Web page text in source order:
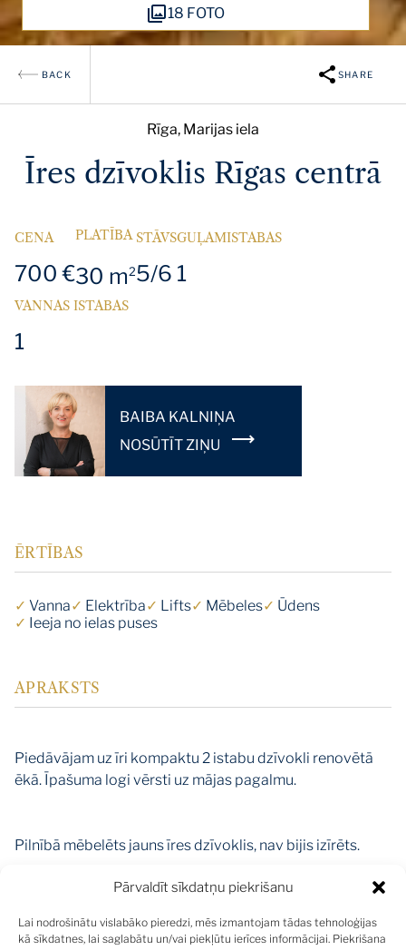
Pārvaldīt sīkdatņu piekrišanu
Lai nodrošinātu vislabāko pieredzi, mēs izmantojam tādas tehnoloģijas
kā sīkdatnes, lai saglabātu un/vai piekļūtu ierīces informācijai. Piekrišana
18 FOTO
BACK SHARE
Rīga, Marijas iela
Īres dzīvoklis Rīgas centrā
CENA
700 €
PLATĪBA
30 m2
STĀVS
5/6
GUĻAMISTABAS
1
VANNAS ISTABAS
1
BAIBA KALNIŅA
NOSŪTĪT ZIŅU
ĒRTĪBAS
✓ Vanna✓ Elektrība✓ Lifts✓ Mēbeles✓ Ūdens
✓ Ieeja no ielas puses
APRAKSTS
Piedāvājam uz īri kompaktu 2 istabu dzīvokli renovētā
ēkā. Īpašuma logi vērsti uz mājas pagalmu.
Pilnībā mēbelēts jauns īres dzīvoklis, nav bijis izīrēts.
Marijas iela, kas savienojas ar Aleksandra Čaka ielu,
ielām Rīgas centrā. Apkārtnē pieejams plašs veikalu,